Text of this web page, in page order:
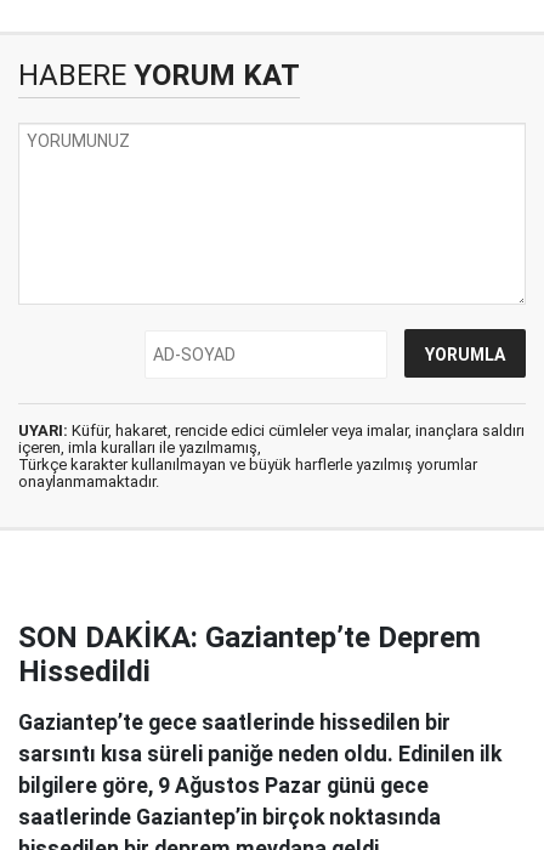
HABERE YORUM KAT
UYARI: Küfür, hakaret, rencide edici cümleler veya imalar, inançlara saldırı
içeren, imla kuralları ile yazılmamış,
Türkçe karakter kullanılmayan ve büyük harflerle yazılmış yorumlar
onaylanmamaktadır.
SON DAKİKA: Gaziantep’te Deprem
Hissedildi
Gaziantep’te gece saatlerinde hissedilen bir
sarsıntı kısa süreli paniğe neden oldu. Edinilen ilk
bilgilere göre, 9 Ağustos Pazar günü gece
saatlerinde Gaziantep’in birçok noktasında